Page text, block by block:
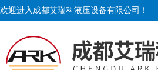
欢迎进入成都艾瑞科液压设备有限公司！